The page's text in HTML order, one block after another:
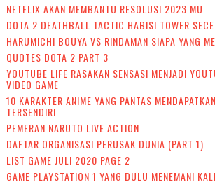
NETFLIX AKAN MEMBANTU RESOLUSI 2023 MU
DOTA 2 DEATHBALL TACTIC HABISI TOWER
HARUMICHI BOUYA VS RINDAMAN SIAPA YANG
QUOTES DOTA 2 PART 3
YOUTUBE LIFE RASAKAN SENSASI MENJADI
VIDEO GAME
10 KARAKTER ANIME YANG PANTAS
TERSENDIRI
PEMERAN NARUTO LIVE ACTION
DAFTAR ORGANISASI PERUSAK DUNIA (PART 1)
LIST GAME JULI 2020 PAGE 2
GAME PLAYSTATION 1 YANG DULU MENEMANI